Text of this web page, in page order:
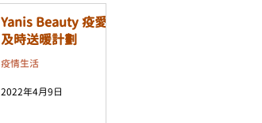
Yanis Beauty 疫愛
及時送暖計劃
疫情生活
2022年4月9日